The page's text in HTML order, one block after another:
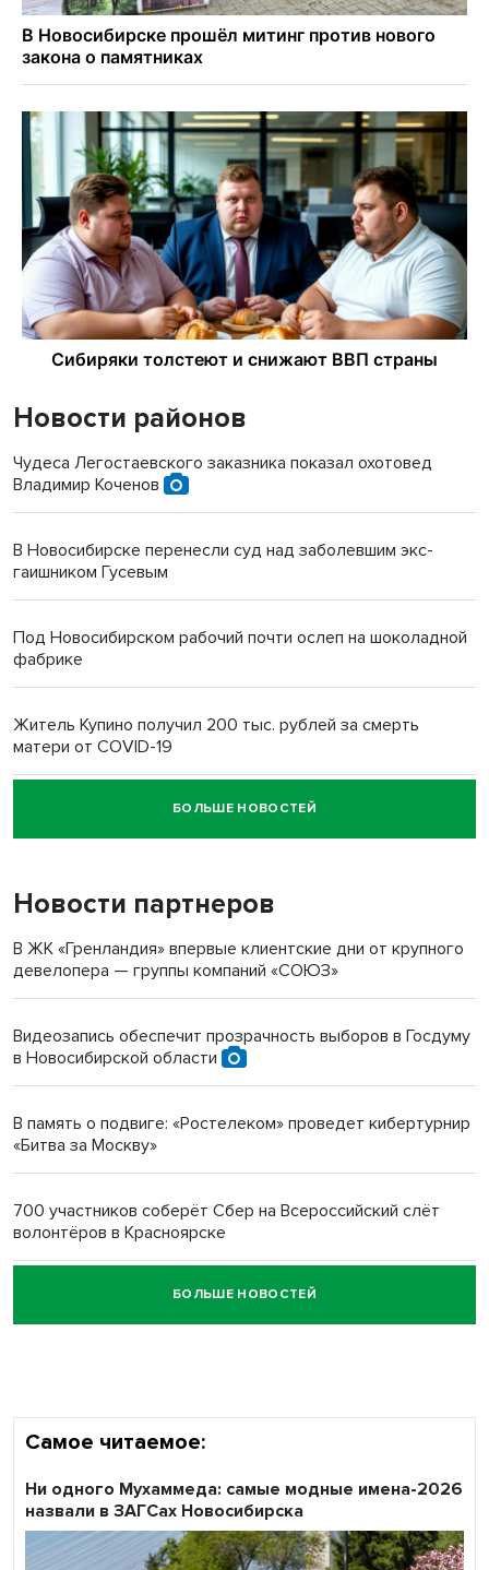
Новости районов
Чудеса Легостаевского заказника показал охотовед
Владимир Коченов
В Новосибирске перенесли суд над заболевшим экс-
гаишником Гусевым
Под Новосибирском рабочий почти ослеп на шоколадной
фабрике
Житель Купино получил 200 тыс. рублей за смерть
матери от COVID-19
Новосибирский суд наказал водителя за смерть
пенсионерки на вокзале
«Мы живём на пастбище!»: в новосибирском селе лошади
терроризируют жителей
Инвалид получил условный срок за избиение врачей
Новосибирский преподаватель с женой вошли в топ-16
Обновлённое отделение ВТБ открылось в Искитиме
БОЛЬШЕ НОВОСТЕЙ
Новости партнеров
В ЖК «Гренландия» впервые клиентские дни от крупного
девелопера — группы компаний «СОЮЗ»
Видеозапись обеспечит прозрачность выборов в Госдуму
в Новосибирской области
В память о подвиге: «Ростелеком» проведет кибертурнир
«Битва за Москву»
700 участников соберёт Сбер на Всероссийский слёт
волонтёров в Красноярске
Честный выбор: видеонаблюдение обеспечит
объективность результатов ЕДГ в Новосибирской
БОЛЬШЕ НОВОСТЕЙ
Самое читаемое:
Ни одного Мухаммеда: самые модные имена-2026
назвали в ЗАГСах Новосибирска